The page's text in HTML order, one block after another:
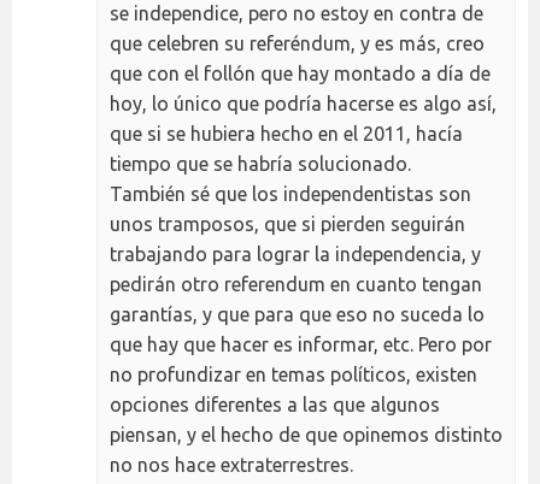
se independice, pero no estoy en contra de
que celebren su referéndum, y es más, creo
que con el follón que hay montado a día de
hoy, lo único que podría hacerse es algo así,
que si se hubiera hecho en el 2011, hacía
tiempo que se habría solucionado.
También sé que los independentistas son
unos tramposos, que si pierden seguirán
trabajando para lograr la independencia, y
pedirán otro referendum en cuanto tengan
garantías, y que para que eso no suceda lo
que hay que hacer es informar, etc. Pero por
no profundizar en temas políticos, existen
opciones diferentes a las que algunos
piensan, y el hecho de que opinemos distinto
no nos hace extraterrestres.